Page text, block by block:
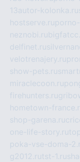
13autor-kolonka.ru
hostserve.ru
neznobi.ru
delfinet.ru
velotrenajery.ru
show-pets.ru
miraclecoon.ru
firehunters.ru
hometown-
shop-garena.ru
one-life-story.ru
poka-vse-doma-
g2012.rutst-1.ru